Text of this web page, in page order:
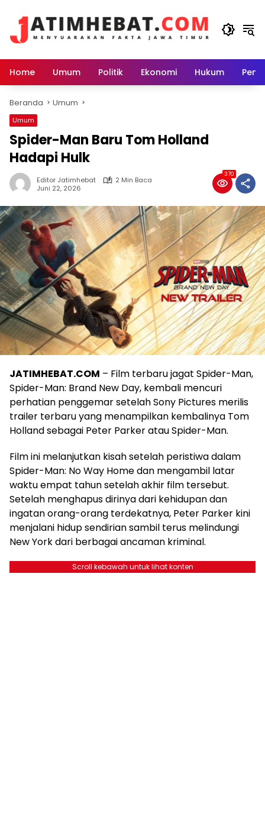
Home Umum Politik Ekonomi Hukum
Beranda Umum
Umum
Spider-Man Baru Tom Holland
Hadapi Hulk
Editor Jatimhebat
2 Min Baca
Juni 22, 2026
370
JATIMHEBAT.COM – Film terbaru jagat Spider-Man,
Spider-Man: Brand New Day, kembali mencuri
perhatian penggemar setelah Sony Pictures merilis
trailer terbaru yang menampilkan kembalinya Tom
Holland sebagai Peter Parker atau Spider-Man.
Film ini melanjutkan kisah setelah peristiwa dalam
Spider-Man: No Way Home dan mengambil latar
waktu empat tahun setelah akhir film tersebut.
Setelah menghapus dirinya dari kehidupan dan
ingatan orang-orang terdekatnya, Peter Parker kini
menjalani hidup sendirian sambil terus melindungi
New York dari berbagai ancaman kriminal.
Scroll kebawah untuk lihat konten